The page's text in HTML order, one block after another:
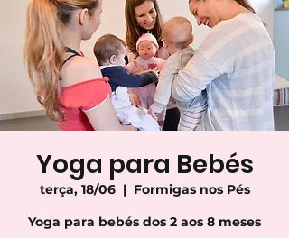
Yoga para Bebés
terça, 18/06
  |
Formigas nos Pés
Yoga para bebés dos 2 aos 8 meses